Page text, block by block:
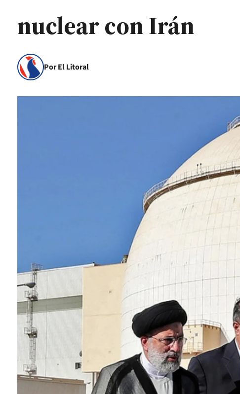
nuclear con Irán
Por El Litoral